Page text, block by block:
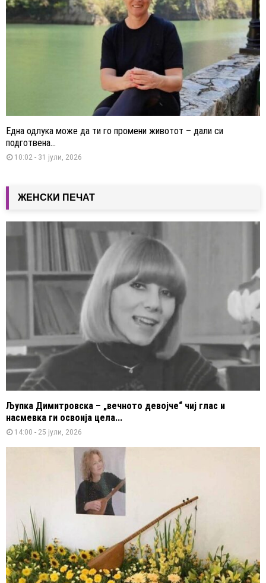
Една одлука може да ти го промени животот – дали си
подготвена...
10:02 - 31 јули, 2026
ЖЕНСКИ ПЕЧАТ
Љупка Димитровска – „вечното девојче“ чиј глас и
насмевка ги освоија цела...
14:00 - 25 јули, 2026